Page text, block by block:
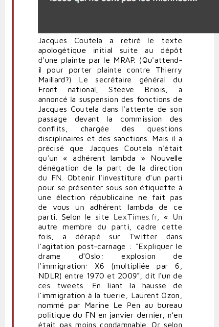
Jacques Coutela a retiré le texte
apologétique initial suite au dépôt
d'une plainte par le MRAP. (Qu'attend-
il pour porter plainte contre Thierry
Maillard?) Le secrétaire général du
Front national, Steeve Briois, a
annoncé la suspension des fonctions de
Jacques Coutela dans l'attente de son
passage devant la commission des
conflits, chargée des questions
disciplinaires et des sanctions. Mais il a
précisé que Jacques Coutela n'était
qu'un « adhérent lambda » Nouvelle
dénégation de la part de la direction
du FN. Obtenir l'investiture d'un parti
pour se présenter sous son étiquette à
une élection républicaine ne fait pas
de vous un adhérent lambda de ce
parti. Selon le site LexTimes.fr , « Un
autre membre du parti, cadre cette
fois, a dérapé sur Twitter dans
l’agitation post-carnage : "Expliquer le
drame d'Oslo: explosion de
l'immigration: X6 (multipliée par 6,
NDLR) entre 1970 et 2009", dit l'un de
ces tweets. En liant la hausse de
l’immigration à la tuerie, Laurent Ozon,
nommé par Marine Le Pen au bureau
politique du FN en janvier dernier, n’en
était pas moins condamnable. Or selon